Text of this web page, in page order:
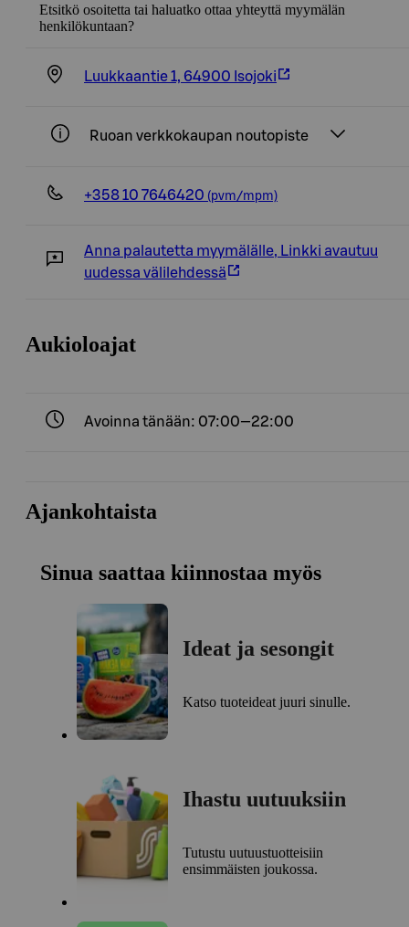
Etsitkö osoitetta tai haluatko ottaa yhteyttä myymälän
henkilökuntaan?
Luukkaantie 1, 64900 Isojoki
Ruoan verkkokaupan noutopiste
+358 10 7646420 (pvm/mpm)
Anna palautetta myymälälle, Linkki avautuu
uudessa välilehdessä
Aukioloajat
Avoinna tänään: 07:00—22:00
Ajankohtaista
Sinua saattaa kiinnostaa myös
Ideat ja sesongit
Katso tuoteideat juuri sinulle.
Ihastu uutuuksiin
Tutustu uutuustuotteisiin
ensimmäisten joukossa.